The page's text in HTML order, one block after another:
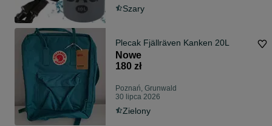
Szary
Plecak Fjällräven Kanken 20L
Nowe
180 zł
Poznań, Grunwald
30 lipca 2026
Zielony